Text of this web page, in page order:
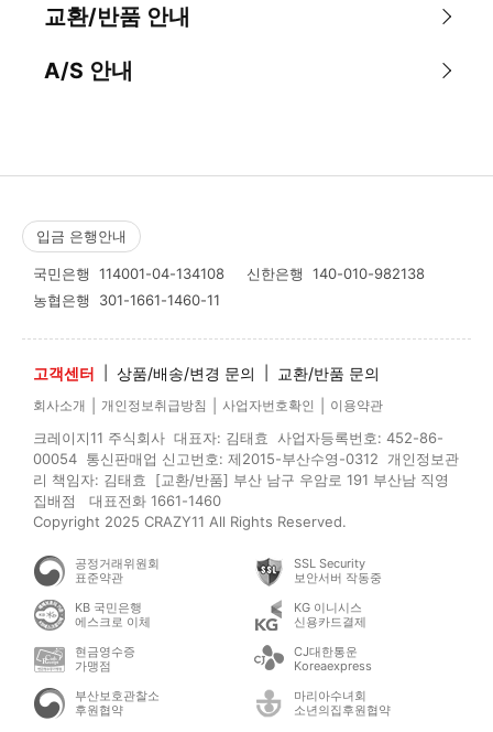
교환/반품 안내
A/S 안내
입금 은행안내
국민은행 114001-04-134108 신한은행 140-010-982138
농협은행 301-1661-1460-11
고객센터 상품/배송/변경 문의 교환/반품 문의
회사소개 개인정보취급방침 사업자번호확인 이용약관
크레이지11 주식회사 대표자: 김태효 사업자등록번호: 452-86-
00054 통신판매업 신고번호: 제2015-부산수영-0312 개인정보관
리 책임자: 김태효 [교환/반품] 부산 남구 우암로 191 부산남 직영
집배점 대표전화 1661-1460
Copyright 2025 CRAZY11 All Rights Reserved.
공정거래위원회
표준약관
SSL Security
보안서버 작동중
KB 국민은행
에스크로 이체
KG 이니시스
신용카드결제
현금영수증
가맹점
CJ대한통운
Koreaexpress
부산보호관찰소
후원협약
마리아수녀회
소년의집후원협약